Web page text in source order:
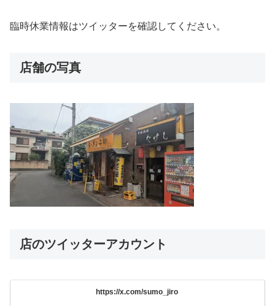
臨時休業情報はツイッターを確認してください。
店舗の写真
店のツイッターアカウント
https://x.com/sumo_jiro